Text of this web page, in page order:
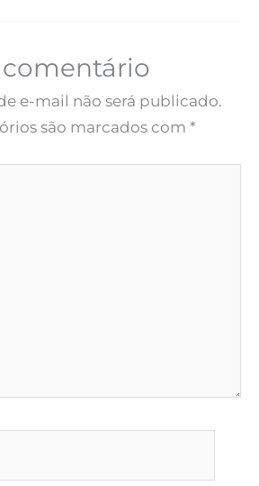
e-mail não será publicado.
são marcados com *